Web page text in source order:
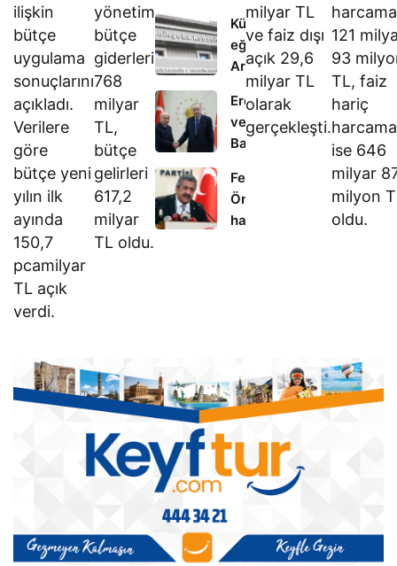
ilişkin
bütçe
uygulama
sonuçlarını
açıkladı.
Verilere
göre
bütçe yeni
yılın ilk
ayında
150,7
pcamilyar
TL açık
verdi.
yönetim
bütçe
giderleri
768
milyar
TL,
bütçe
gelirleri
617,2
milyar
TL oldu.
Giren Genç
Hayatını
Kaybetti
Kürtçe
eğitimden
Arapça
derslere:
Kobani’de
öğrenciler
tepkili
Erdoğan
ve
Bahçeli,
buluştu
Feti Yıldız:
Önümüzdeki
hafta başında
milyar TL
ve faiz dışı
açık 29,6
milyar TL
olarak
gerçekleşti.
121
93
TL, faiz
hariç
ise 646
milyar
milyon
oldu.